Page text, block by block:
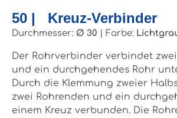
50 | Kreuz-Verbinder
Durchmesser: Ø 30 Farbe:
Der Rohrverbinder verbindet
und ein durchgehendes Rohr
Durch die Klemmung zweier
zwei Rohrenden und ein
einem Kreuz verbunden. Die